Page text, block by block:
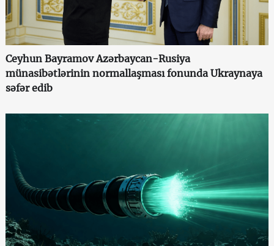
Ceyhun Bayramov Azərbaycan-Rusiya
münasibətlərinin normallaşması fonunda Ukraynaya
səfər edib